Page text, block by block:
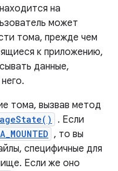
на
может
тома, прежде чем
к приложению,
данные,
тома, вызвав метод
. Если
, то вы
специфичные для
Если же оно